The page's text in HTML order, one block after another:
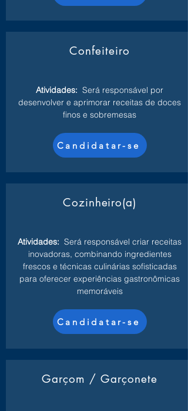
Confeiteiro
Atividades: Será responsável por
desenvolver e aprimorar receitas de doces
finos e sobremesas
Candidatar-se
Cozinheiro(a)
Atividades: Será responsável criar receitas
inovadoras, combinando ingredientes
frescos e técnicas culinárias sofisticadas
para oferecer experiências gastronômicas
memoráveis
Candidatar-se
Garçom / Garçonete